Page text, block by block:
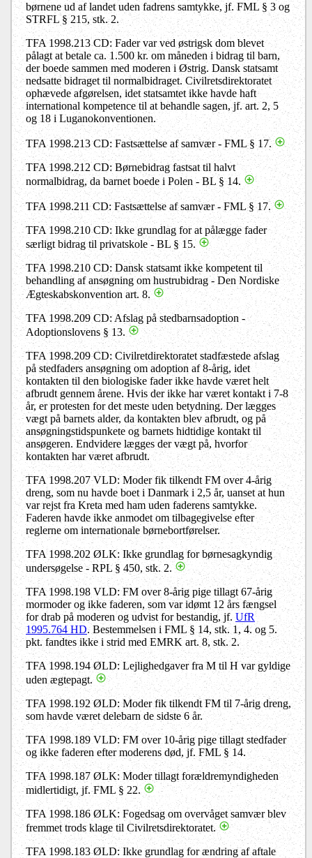
børnene ud af landet uden fadrens samtykke, jf. FML § 3 og
STRFL § 215, stk. 2.
TFA 1998.213 CD: Fader var ved østrigsk dom blevet
pålagt at betale ca. 1.500 kr. om måneden i bidrag til barn,
der boede sammen med moderen i Østrig. Dansk statsamt
nedsatte bidraget til normalbidraget. Civilretsdirektoratet
ophævede afgørelsen, idet statsamtet ikke havde haft
international kompetence til at behandle sagen, jf. art. 2, 5
og 18 i Luganokonventionen.
TFA 1998.213 CD: Fastsættelse af samvær - FML § 17.
TFA 1998.212 CD: Børnebidrag fastsat til halvt
normalbidrag, da barnet boede i Polen - BL § 14.
TFA 1998.211 CD: Fastsættelse af samvær - FML § 17.
TFA 1998.210 CD: Ikke grundlag for at pålægge fader
særligt bidrag til privatskole - BL § 15.
TFA 1998.210 CD: Dansk statsamt ikke kompetent til
behandling af ansøgning om hustrubidrag - Den Nordiske
Ægteskabskonvention art. 8.
TFA 1998.209 CD: Afslag på stedbarnsadoption -
Adoptionslovens § 13.
TFA 1998.209 CD: Civilretdirektoratet stadfæstede afslag
på stedfaders ansøgning om adoption af 8-årig, idet
kontakten til den biologiske fader ikke havde været helt
afbrudt gennem årene. Hvis der ikke har været kontakt i 7-8
år, er protesten for det meste uden betydning. Der lægges
vægt på barnets alder, da kontakten blev afbrudt, og på
ansøgningstidspunkete og barnets hidtidige kontakt til
ansøgeren. Endvidere lægges der vægt på, hvorfor
kontakten har været afbrudt.
TFA 1998.207 VLD: Moder fik tilkendt FM over 4-årig
dreng, som nu havde boet i Danmark i 2,5 år, uanset at hun
var rejst fra Kreta med ham uden faderens samtykke.
Faderen havde ikke anmodet om tilbagegivelse efter
reglerne om internationale børnebortførelser.
TFA 1998.202 ØLK: Ikke grundlag for børnesagkyndig
undersøgelse - RPL § 450, stk. 2.
TFA 1998.198 VLD: FM over 8-årig pige tillagt 67-årig
mormoder og ikke faderen, som var idømt 12 års fængsel
for drab på moderen og udvist for bestandig, jf. UfR
1995.764 HD. Bestemmelsen i FML § 14, stk. 1, 4. og 5.
pkt. fandtes ikke i strid med EMRK art. 8, stk. 2.
TFA 1998.194 ØLD: Lejlighedgaver fra M til H var gyldige
uden ægtepagt.
TFA 1998.192 ØLD: Moder fik tilkendt FM til 7-årig dreng,
som havde været delebarn de sidste 6 år.
TFA 1998.189 VLD: FM over 10-årig pige tillagt stedfader
og ikke faderen efter moderens død, jf. FML § 14.
TFA 1998.187 ØLK: Moder tillagt forældremyndigheden
midlertidigt, jf. FML § 22.
TFA 1998.186 ØLK: Fogedsag om overvåget samvær blev
fremmet trods klage til Civilretsdirektoratet.
TFA 1998.183 ØLD: Ikke grundlag for ændring af aftale